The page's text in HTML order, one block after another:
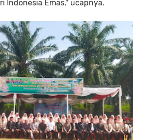
Indonesia Emas," ucapnya.